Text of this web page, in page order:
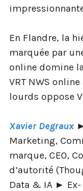
En Flandre, la
marquée par
online domine
VRT NWS
lourds oppose
Xavier Degraux►
Marketing,
marque, CEO,
d’autorité
Data & IA ►